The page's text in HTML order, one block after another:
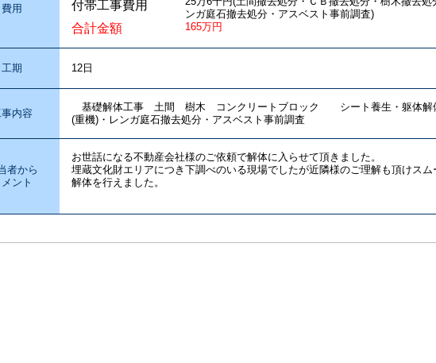
費用 付帯工事費用
ンガ庭石撤去処分・アスベスト事前調査)
合計金額 165万円
工期 12日
内容
基礎解体工事 土間 樹木 コンクリートブロック シート養生・躯体解
(重機)・レンガ庭石撤去処分・アスベスト事前調査
者から
ント
お世話になる不動産会社様のご依頼で解体に入らせて頂きました。
埋蔵文化財エリアにつき下調べのいる現場でしたが近隣様のご理解も頂けスム
解体を行えました。